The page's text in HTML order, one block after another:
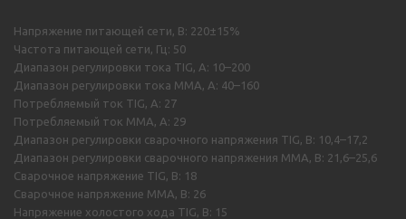
Напряжение питающей сети, В: 220±15%
Частота питающей сети, Гц: 50
Диапазон регулировки тока TIG, A: 10–200
Диапазон регулировки тока MMA, A: 40–160
Потребляемый ток TIG, A: 27
Потребляемый ток MMA, A: 29
Диапазон регулировки сварочного напряжения TIG, В: 10,4–17,2
Диапазон регулировки сварочного напряжения MMA, В: 21,6–25,6
Сварочное напряжение TIG, В: 18
Сварочное напряжение MMA, В: 26
Напряжение холостого хода TIG, В: 15